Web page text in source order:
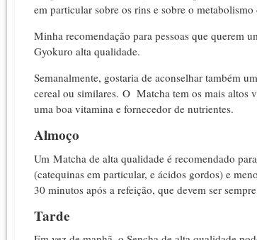
em particular sobre os rins e sobre o metabolismo
Minha recomendação para pessoas que querem
Gyokuro alta qualidade.
Semanalmente, gostaria de aconselhar também
cereal ou similares. O Matcha tem os mais altos
uma boa vitamina e fornecedor de nutrientes.
Almoço
Um Matcha de alta qualidade é recomendado
(catequinas em particular, e ácidos gordos) e
30 minutos após a refeição, que devem ser
Tarde